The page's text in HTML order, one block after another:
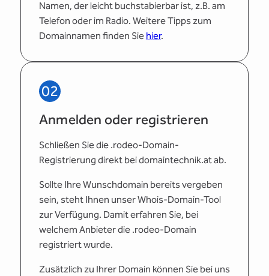
Namen, der leicht buchstabierbar ist, z.B. am
Telefon oder im Radio. Weitere Tipps zum
Domainnamen finden Sie hier.
02
Anmelden oder registrieren
Schließen Sie die .rodeo-Domain-
Registrierung direkt bei domaintechnik.at ab.
Sollte Ihre Wunschdomain bereits vergeben
sein, steht Ihnen unser Whois-Domain-Tool
zur Verfügung. Damit erfahren Sie, bei
welchem Anbieter die .rodeo-Domain
registriert wurde.
Zusätzlich zu Ihrer Domain können Sie bei uns